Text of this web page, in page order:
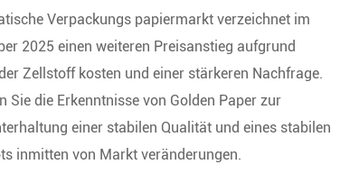
Verpackungs papiermarkt verzeichnet im
2025 einen weiteren Preisanstieg aufgrund
Zellstoff kosten und einer stärkeren Nachfrage.
Sie die Erkenntnisse von Golden Paper zur
einer stabilen Qualität und eines stabilen
inmitten von Markt veränderungen.